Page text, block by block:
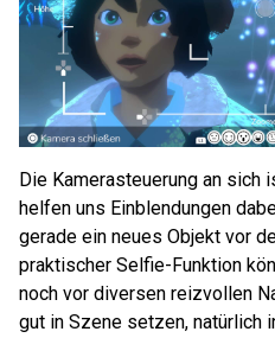
Die Kamerasteuerung an sich
helfen uns Einblendungen
gerade ein neues Objekt vor
praktischer Selfie-Funktion
noch vor diversen reizvollen
gut in Szene setzen, natürlich